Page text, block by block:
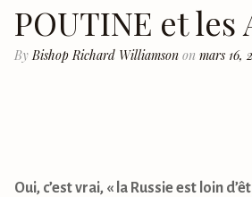
POUTINE et les
By Bishop Richard Williamson on mars 16,
Oui, c’est vrai, « la Russie est loin